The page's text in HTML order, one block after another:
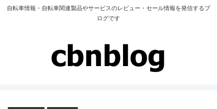
自転車情報・自転車関連製品やサービスのレビュー・セール情報を発信するブ
ログです